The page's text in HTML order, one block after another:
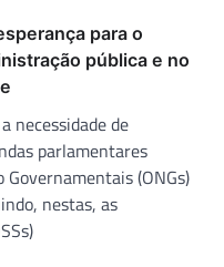
para o
pública e no
necessidade de
parlamentares
(ONGs)
nestas, as